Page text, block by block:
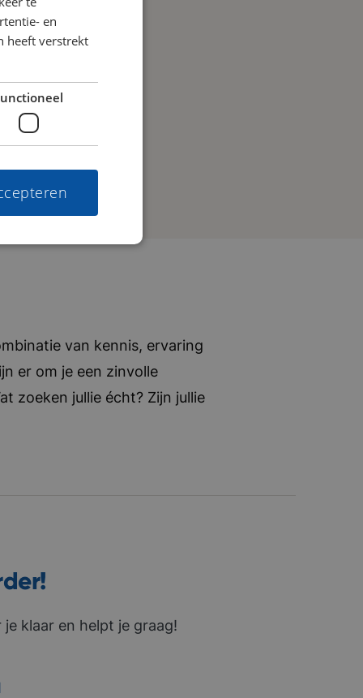
van kennis, ervaring
er om je een zinvolle
zoeken jullie écht? Zijn jullie
klaar en helpt je graag!
en
heeft verstrekt